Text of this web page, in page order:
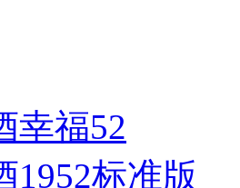
幸福52
1952标准版